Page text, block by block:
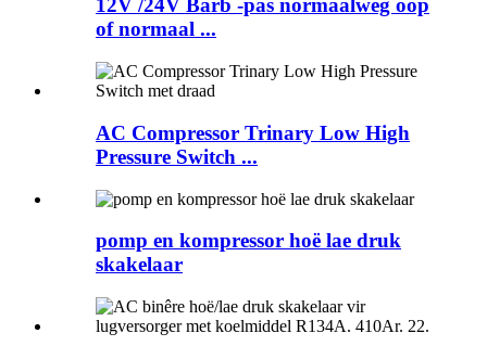
12V /24V Barb -pas normaalweg oop
of normaal ...
AC Compressor Trinary Low High
Pressure Switch ...
pomp en kompressor hoë lae druk
skakelaar